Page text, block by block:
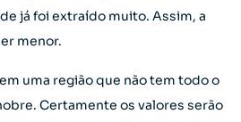
já foi extraído muito. Assim, a
menor.
uma região que não tem todo o
Certamente os valores serão